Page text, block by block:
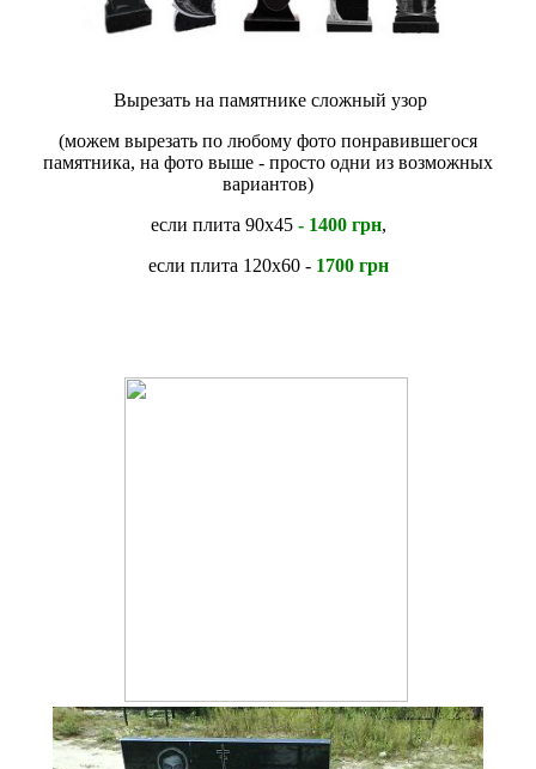
Вырезать на памятнике сложный узор
(можем вырезать по любому фото понравившегося
памятника, на фото выше - просто одни из возможных
вариантов)
если плита 90х45- 1400 грн,
если плита 120х60 - 1700 грн